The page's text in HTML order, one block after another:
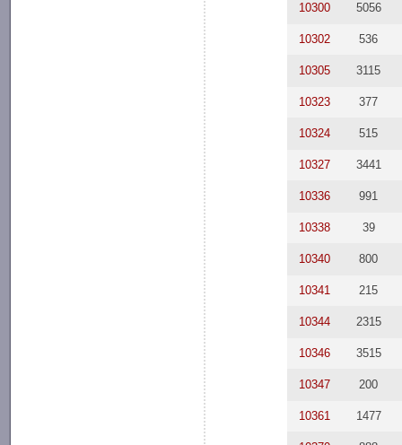
10300 5056
10302 536
10305 3115
10323 377
10324 515
10327 3441
10336 991
10338 39
10340 800
10341 215
10344 2315
10346 3515
10347 200
10361 1477